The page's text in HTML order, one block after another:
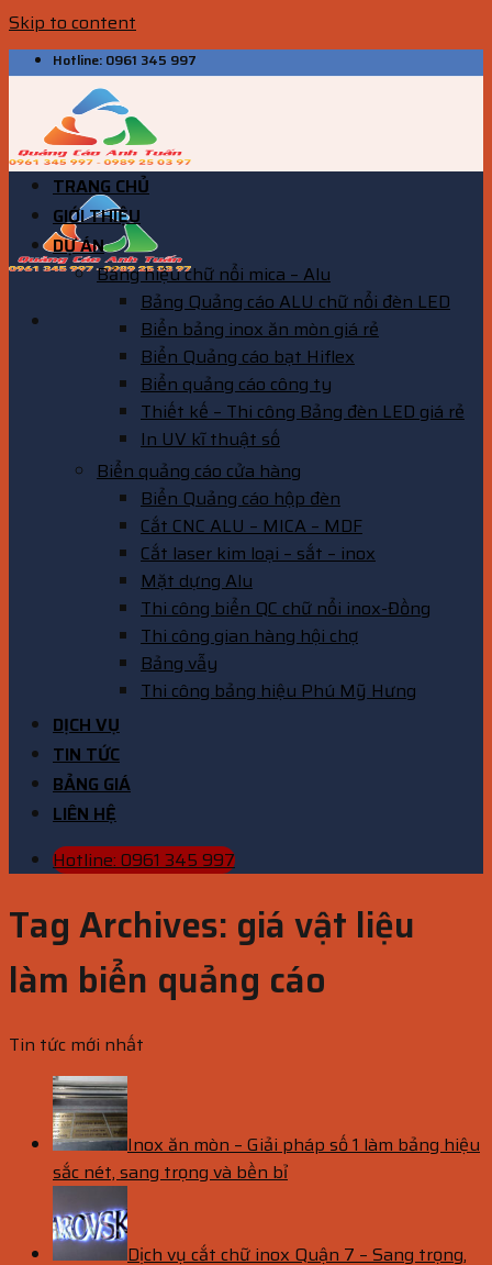
Skip to content
Hotline: 0961 345 997
TRANG CHỦ
GIỚI THIỆU
DỰ ÁN
Bảng hiệu chữ nổi mica – Alu
Bảng Quảng cáo ALU chữ nổi đèn LED
Biển bảng inox ăn mòn giá rẻ
Biển Quảng cáo bạt Hiflex
Biển quảng cáo công ty
Thiết kế – Thi công Bảng đèn LED giá rẻ
In UV kĩ thuật số
Biển quảng cáo cửa hàng
Biển Quảng cáo hộp đèn
Cắt CNC ALU – MICA – MDF
Cắt laser kim loại – sắt – inox
Mặt dựng Alu
Thi công biển QC chữ nổi inox-Đồng
Thi công gian hàng hội chợ
Bảng vẫy
Thi công bảng hiệu Phú Mỹ Hưng
DỊCH VỤ
TIN TỨC
BẢNG GIÁ
LIÊN HỆ
Hotline: 0961 345 997
Tag Archives: giá vật liệu
làm biển quảng cáo
Tin tức mới nhất
Inox ăn mòn – Giải pháp số 1 làm bảng hiệu
sắc nét, sang trọng và bền bỉ
Dịch vụ cắt chữ inox Quận 7 – Sang trọng,